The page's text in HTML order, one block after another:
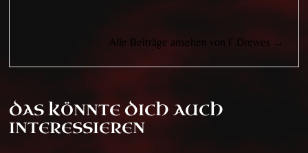
Alle Beiträge ansehen von F.Drewes →
DAS KÖNNTE DICH AUCH
INTERESSIEREN